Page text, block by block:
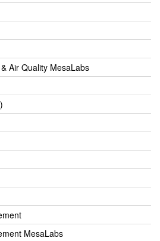
Air Quality MesaLabs
MesaLabs